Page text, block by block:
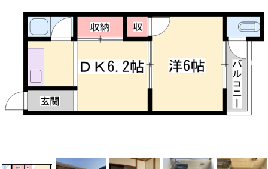
カップル向けの部屋を探す
敷金礼金0円の部屋を探す
都市ガス&オール電化の部屋を探す
ネット無料の部屋を探す
☆インターネット無料物件☆